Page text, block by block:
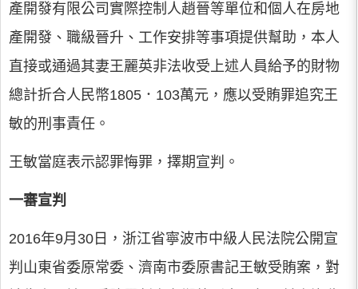
產開發有限公司實際控制人趙晉等單位和個人在房地
產開發、職級晉升、工作安排等事項提供幫助，本人
直接或通過其妻王麗英非法收受上述人員給予的財物
總計折合人民幣1805．103萬元，應以受賄罪追究王
敏的刑事責任。
王敏當庭表示認罪悔罪，擇期宣判。
一審宣判
2016年9月30日，浙江省寧波市中級人民法院公開宣
判山東省委原常委、濟南市委原書記王敏受賄案，對